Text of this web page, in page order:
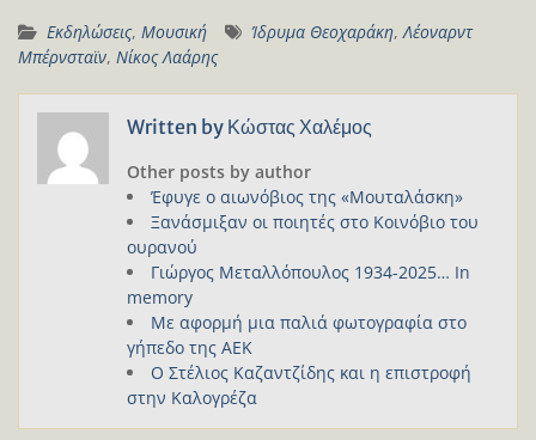
Εκδηλώσεις, Μουσική Ίδρυμα Θεοχαράκη, Λέοναρντ
Μπέρνσταϊν, Νίκος Λαάρης
Written by Κώστας Χαλέμος
Other posts by author
Έφυγε ο αιωνόβιος της «Μουταλάσκη»
Ξανάσμιξαν οι ποιητές στο Κοινόβιο του
ουρανού
Γιώργος Μεταλλόπουλος 1934-2025… In
memory
Με αφορμή μια παλιά φωτογραφία στο
γήπεδο της ΑΕΚ
Ο Στέλιος Καζαντζίδης και η επιστροφή
στην Καλογρέζα